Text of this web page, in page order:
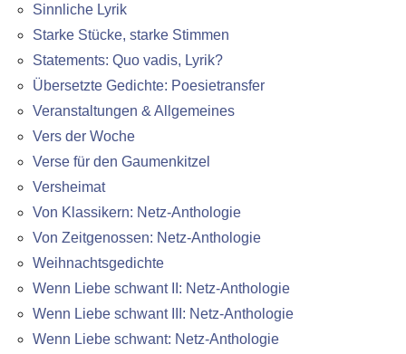
Sinnliche Lyrik
Starke Stücke, starke Stimmen
Statements: Quo vadis, Lyrik?
Übersetzte Gedichte: Poesietransfer
Veranstaltungen & Allgemeines
Vers der Woche
Verse für den Gaumenkitzel
Versheimat
Von Klassikern: Netz-Anthologie
Von Zeitgenossen: Netz-Anthologie
Weihnachtsgedichte
Wenn Liebe schwant II: Netz-Anthologie
Wenn Liebe schwant III: Netz-Anthologie
Wenn Liebe schwant: Netz-Anthologie